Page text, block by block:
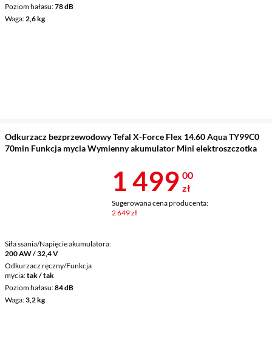
Poziom hałasu 78 dB
Waga 2,6 kg
Odkurzacz bezprzewodowy Tefal X-Force Flex 14.60 Aqua TY99C0
70min Funkcja mycia Wymienny akumulator Mini elektroszczotka
Siła ssania/Napięcie akumulatora
200 AW / 32,4 V
Odkurzacz ręczny/Funkcja
mycia tak / tak
Poziom hałasu 84 dB
Waga 3,2 kg
Cena 1 499 zł
1 499 00
zł
Sugerowana cena producenta:
2 649 zł